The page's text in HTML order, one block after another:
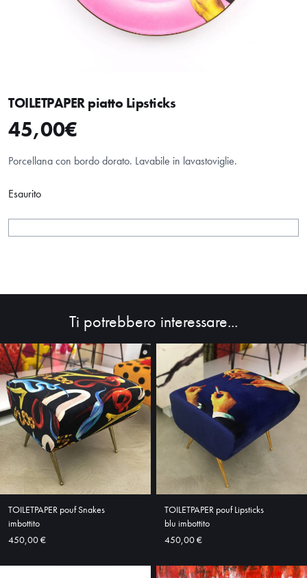
HOME
ABOUT
SHOP
TOILETPAPER piatto Lipsticks
45,00€
Porcellana con bordo dorato. Lavabile in lavastoviglie.
Esaurito
Ti potrebbero interessare...
TOILETPAPER pouf Snakes
imbottito
450,00 €
TOILETPAPER pouf Lipsticks
blu imbottito
450,00 €